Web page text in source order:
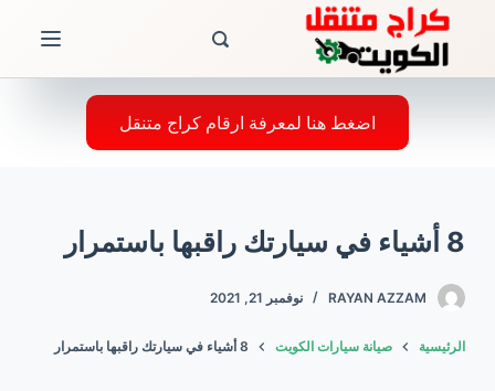
اضغط هنا لمعرفة ارقام كراج متنقل
8 أشياء في سيارتك راقبها باستمرار
RAYAN AZZAM نوفمبر 21, 2021
الرئيسية صيانة سيارات الكويت 8 أشياء في سيارتك راقبها باستمرار